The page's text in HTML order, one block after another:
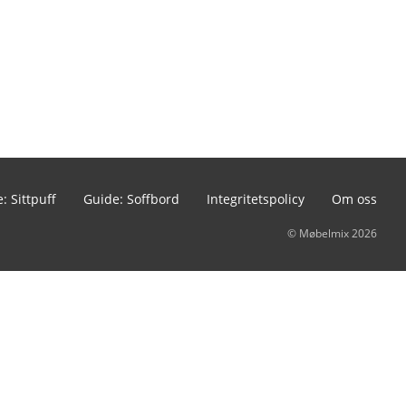
Sittpuff Guide: Soffbord Integritetspolicy Om oss
© Møbelmix 2026